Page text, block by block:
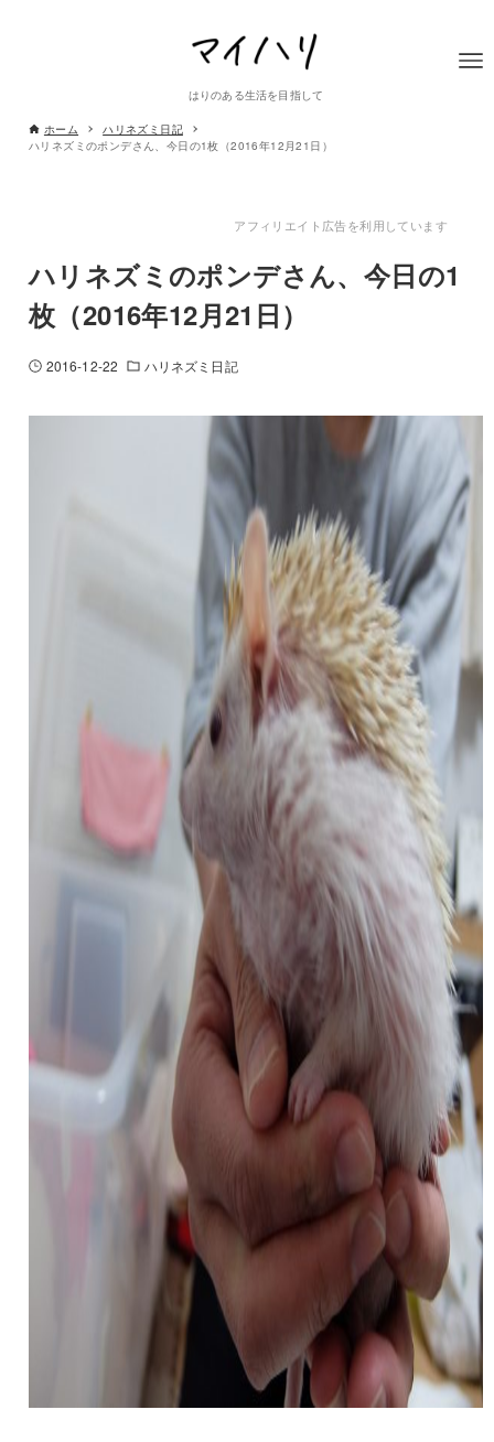
はりのある生活を目指して
ホーム
ハリネズミ日記
ハリネズミのポンデさん、今日の1枚（2016年12月21日）
アフィリエイト広告を利用しています
ハリネズミのポンデさん、今日の1
枚（2016年12月21日）
2016-12-22 ハリネズミ日記